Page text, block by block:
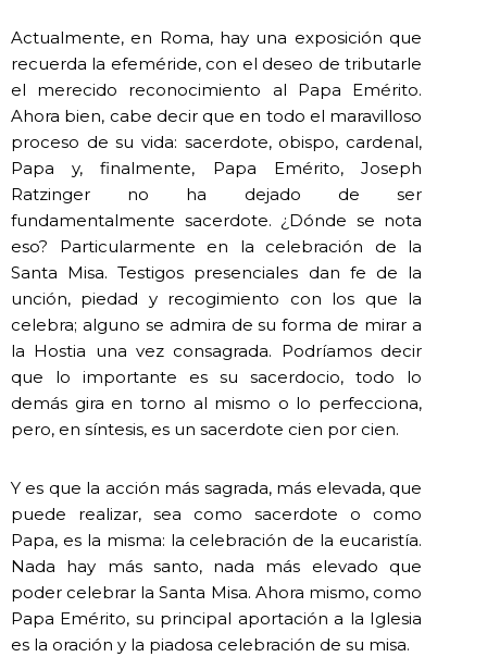
Actualmente, en Roma, hay una exposición que
recuerda la efeméride, con el deseo de tributarle
el merecido reconocimiento al Papa Emérito.
Ahora bien, cabe decir que en todo el maravilloso
proceso de su vida: sacerdote, obispo, cardenal,
Papa y, finalmente, Papa Emérito, Joseph
Ratzinger no ha dejado de ser
fundamentalmente sacerdote. ¿Dónde se nota
eso? Particularmente en la celebración de la
Santa Misa. Testigos presenciales dan fe de la
unción, piedad y recogimiento con los que la
celebra; alguno se admira de su forma de mirar a
la Hostia una vez consagrada. Podríamos decir
que lo importante es su sacerdocio, todo lo
demás gira en torno al mismo o lo perfecciona,
pero, en síntesis, es un sacerdote cien por cien.
Y es que la acción más sagrada, más elevada, que
puede realizar, sea como sacerdote o como
Papa, es la misma: la celebración de la eucaristía.
Nada hay más santo, nada más elevado que
poder celebrar la Santa Misa. Ahora mismo, como
Papa Emérito, su principal aportación a la Iglesia
es la oración y la piadosa celebración de su misa.